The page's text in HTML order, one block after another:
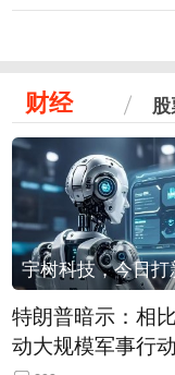
财经
宇树科技，今日打
特朗普暗示：相
动大规模军事行